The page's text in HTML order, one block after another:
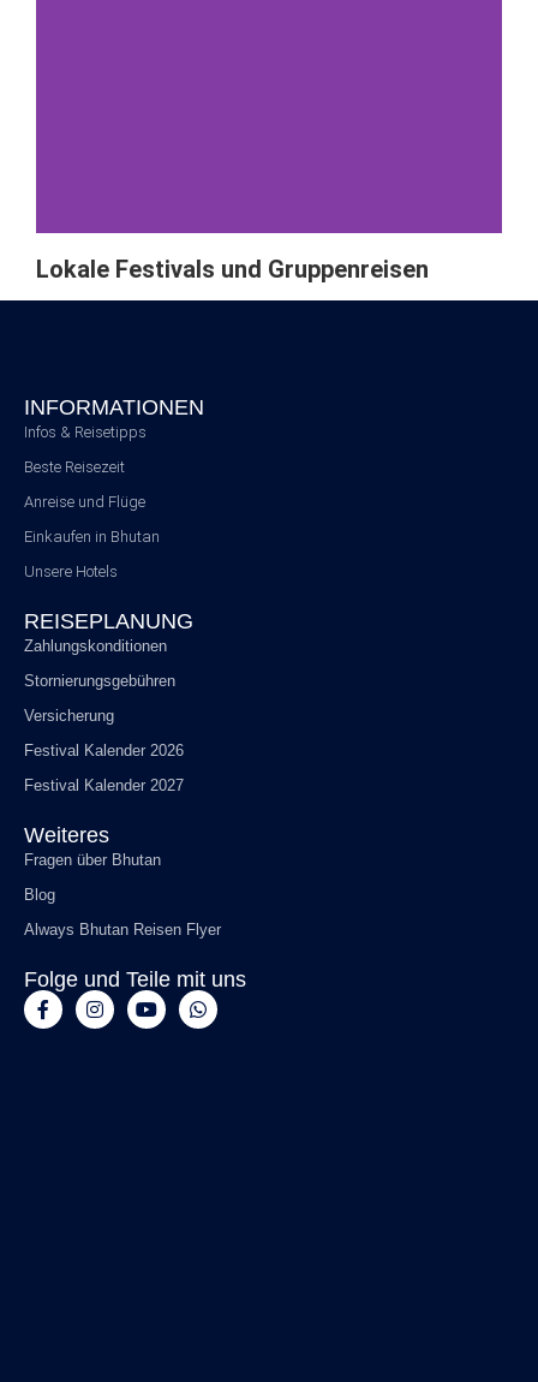
Lokale Festivals und Gruppenreisen
INFORMATIONEN
Infos & Reisetipps
Beste Reisezeit
Anreise und Flüge
Einkaufen in Bhutan
Unsere Hotels
REISEPLANUNG
Zahlungskonditionen
Stornierungsgebühren
Versicherung
Festival Kalender 2026
Festival Kalender 2027
Weiteres
Fragen über Bhutan
Blog
Always Bhutan Reisen Flyer
Folge und Teile mit uns